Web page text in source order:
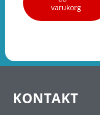
varukorg
KONTAKT